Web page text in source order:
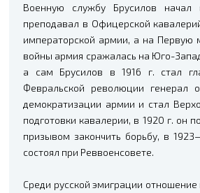
Военную службу Брусилов начал
преподавал в Офицерской
императорской армии, а на
войны армия сражалась на Юго-
а сам Брусилов в 1916 г. стал
Февральской революции генерал
демократизации армии и стал
подготовки кавалерии, в 1920 г.
призывом закончить борьбу, в
состоял при Реввоенсовете.
Среди русской эмиграции